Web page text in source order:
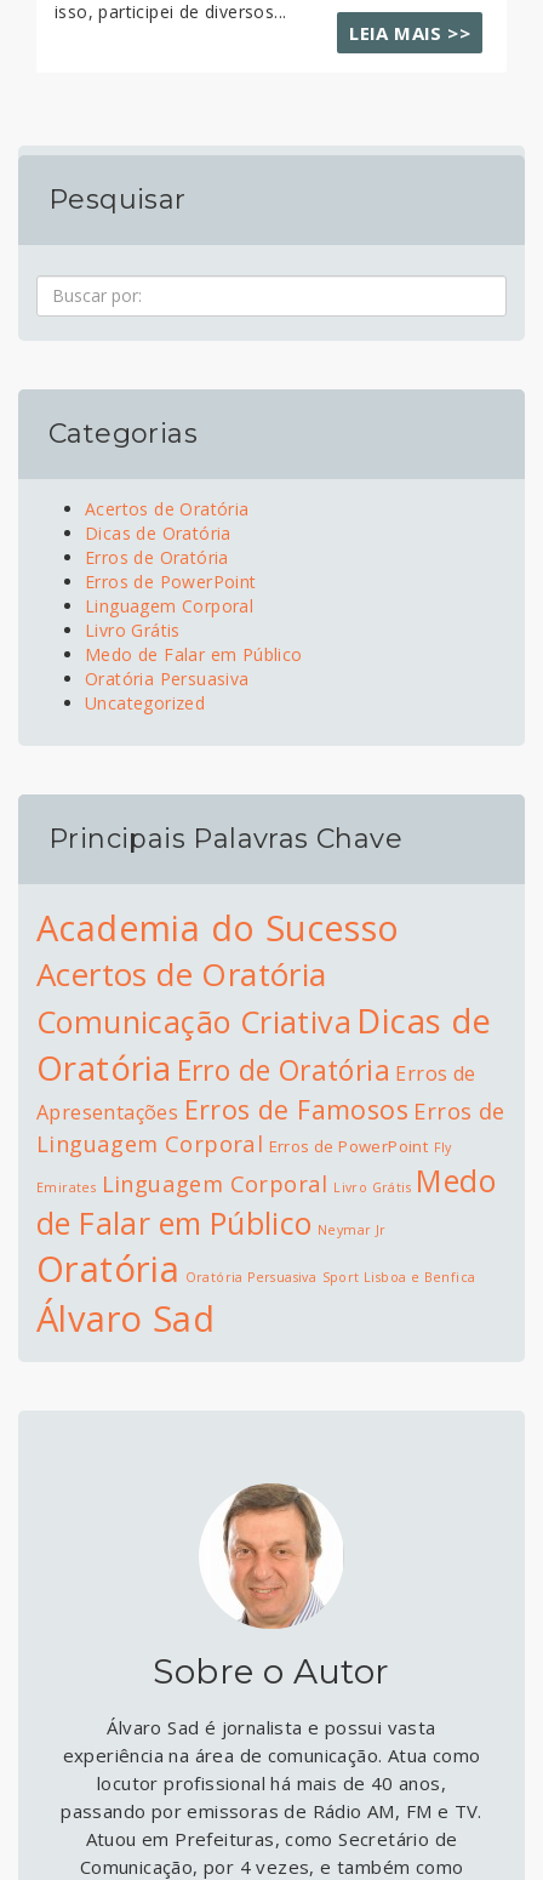
isso, participei de diversos...
LEIA MAIS >>
Pesquisar
Pesquisa
Categorias
Acertos de Oratória
Dicas de Oratória
Erros de Oratória
Erros de PowerPoint
Linguagem Corporal
Livro Grátis
Medo de Falar em Público
Oratória Persuasiva
Uncategorized
Principais Palavras Chave
Academia do Sucesso
Acertos de Oratória
Comunicação Criativa Dicas de
Oratória Erro de Oratória Erros de
Apresentações Erros de Famosos Erros de
Linguagem Corporal Erros de PowerPoint Fly
Emirates Linguagem Corporal Livro Grátis Medo
de Falar em Público Neymar Jr
Oratória Oratória Persuasiva Sport Lisboa e Benfica
Álvaro Sad
Sobre o Autor
Álvaro Sad é jornalista e possui vasta
experiência na área de comunicação. Atua como
locutor profissional há mais de 40 anos,
passando por emissoras de Rádio AM, FM e TV.
Atuou em Prefeituras, como Secretário de
Comunicação, por 4 vezes, e também como